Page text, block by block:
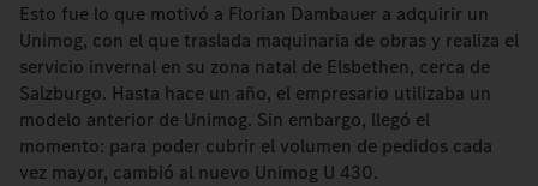
Esto fue lo que motivó a Florian Dambauer a adquirir un
Unimog, con el que traslada maquinaria de obras y realiza el
servicio invernal en su zona natal de Elsbethen, cerca de
Salzburgo. Hasta hace un año, el empresario utilizaba un
modelo anterior de Unimog. Sin embargo, llegó el
momento: para poder cubrir el volumen de pedidos cada
vez mayor, cambió al nuevo Unimog U 430.